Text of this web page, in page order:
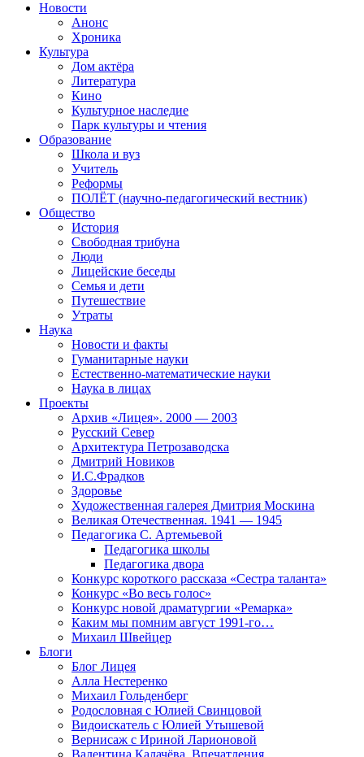
Новости
Анонс
Хроника
Культура
Дом актёра
Литература
Кино
Культурное наследие
Парк культуры и чтения
Образование
Школа и вуз
Учитель
Реформы
ПОЛЁТ (научно-педагогический вестник)
Общество
История
Свободная трибуна
Люди
Лицейские беседы
Семья и дети
Путешествие
Утраты
Наука
Новости и факты
Гуманитарные науки
Естественно-математические науки
Наука в лицах
Проекты
Архив «Лицея». 2000 — 2003
Русский Север
Архитектура Петрозаводска
Дмитрий Новиков
И.С.Фрадков
Здоровье
Художественная галерея Дмитрия Москина
Великая Отечественная. 1941 — 1945
Педагогика С. Артемьевой
Педагогика школы
Педагогика двора
Конкурс короткого рассказа «Сестра таланта»
Конкурс «Во весь голос»
Конкурс новой драматургии «Ремарка»
Каким мы помним август 1991-го…
Михаил Швейцер
Блоги
Блог Лицея
Алла Нестеренко
Михаил Гольденберг
Родословная с Юлией Свинцовой
Видоискатель с Юлией Утышевой
Вернисаж с Ириной Ларионовой